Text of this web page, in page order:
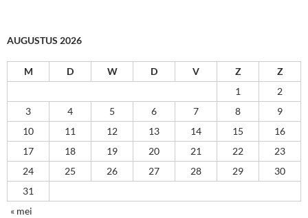
AUGUSTUS 2026
M D W D V Z
Z
1
2
3
4 5 6 7 8
9
10
11 12 13 14 15
16
17
18 19 20 21 22
23
24
25 26 27 28 29
30
31
« mei